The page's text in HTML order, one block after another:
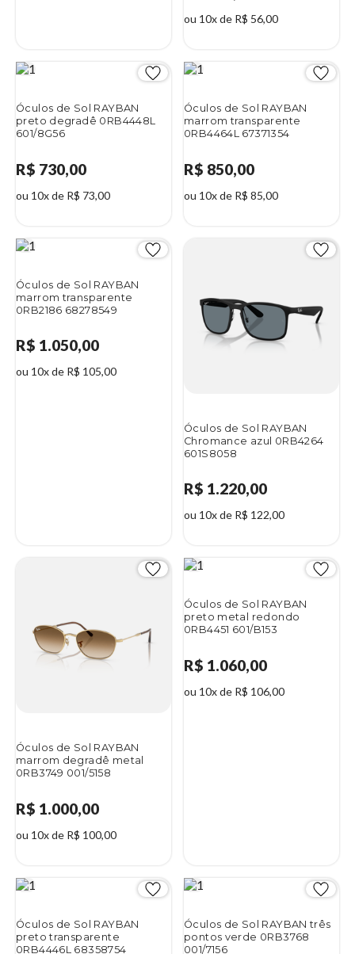
ou 10x de R$ 56,00
Óculos de Sol RAYBAN
preto degradê 0RB4448L
601/8G56
R$ 730,00
ou 10x de R$ 73,00
Óculos de Sol RAYBAN
marrom transparente
0RB4464L 67371354
R$ 850,00
ou 10x de R$ 85,00
Óculos de Sol RAYBAN
marrom transparente
0RB2186 68278549
R$ 1.050,00
ou 10x de R$ 105,00
Óculos de Sol RAYBAN
Chromance azul 0RB4264
601S8058
R$ 1.220,00
ou 10x de R$ 122,00
Óculos de Sol RAYBAN
marrom degradê metal
0RB3749 001/5158
R$ 1.000,00
ou 10x de R$ 100,00
Óculos de Sol RAYBAN
preto metal redondo
0RB4451 601/B153
R$ 1.060,00
ou 10x de R$ 106,00
Óculos de Sol RAYBAN
preto transparente
0RB4446L 68358754
Óculos de Sol RAYBAN três
pontos verde 0RB3768
001/7156